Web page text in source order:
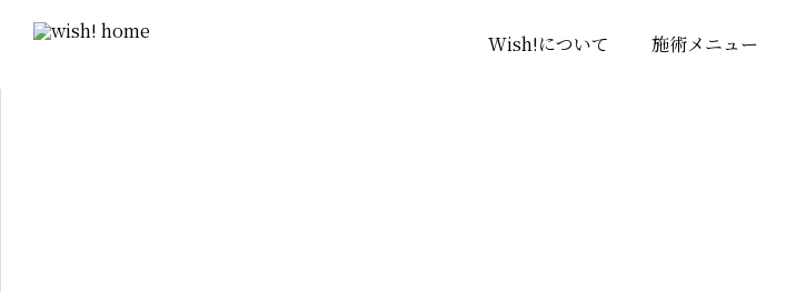
Wish!について 施術メニュー